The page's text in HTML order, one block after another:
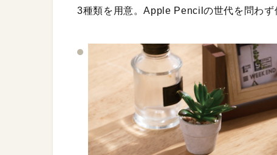
3種類を用意。Apple Pencilの世代を問わず